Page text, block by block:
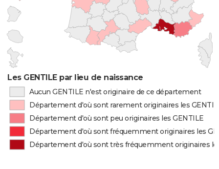
Les GENTILE par lieu de naissance
Aucun GENTILE n'est originaire de ce département
Département d'où sont rarement originaires les
Département d'où sont peu originaires les GENTILE
Département d'où sont fréquemment originaires les
Département d'où sont très fréquemment originaires